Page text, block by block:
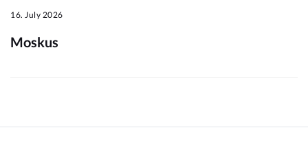
16. July 2026
Moskus